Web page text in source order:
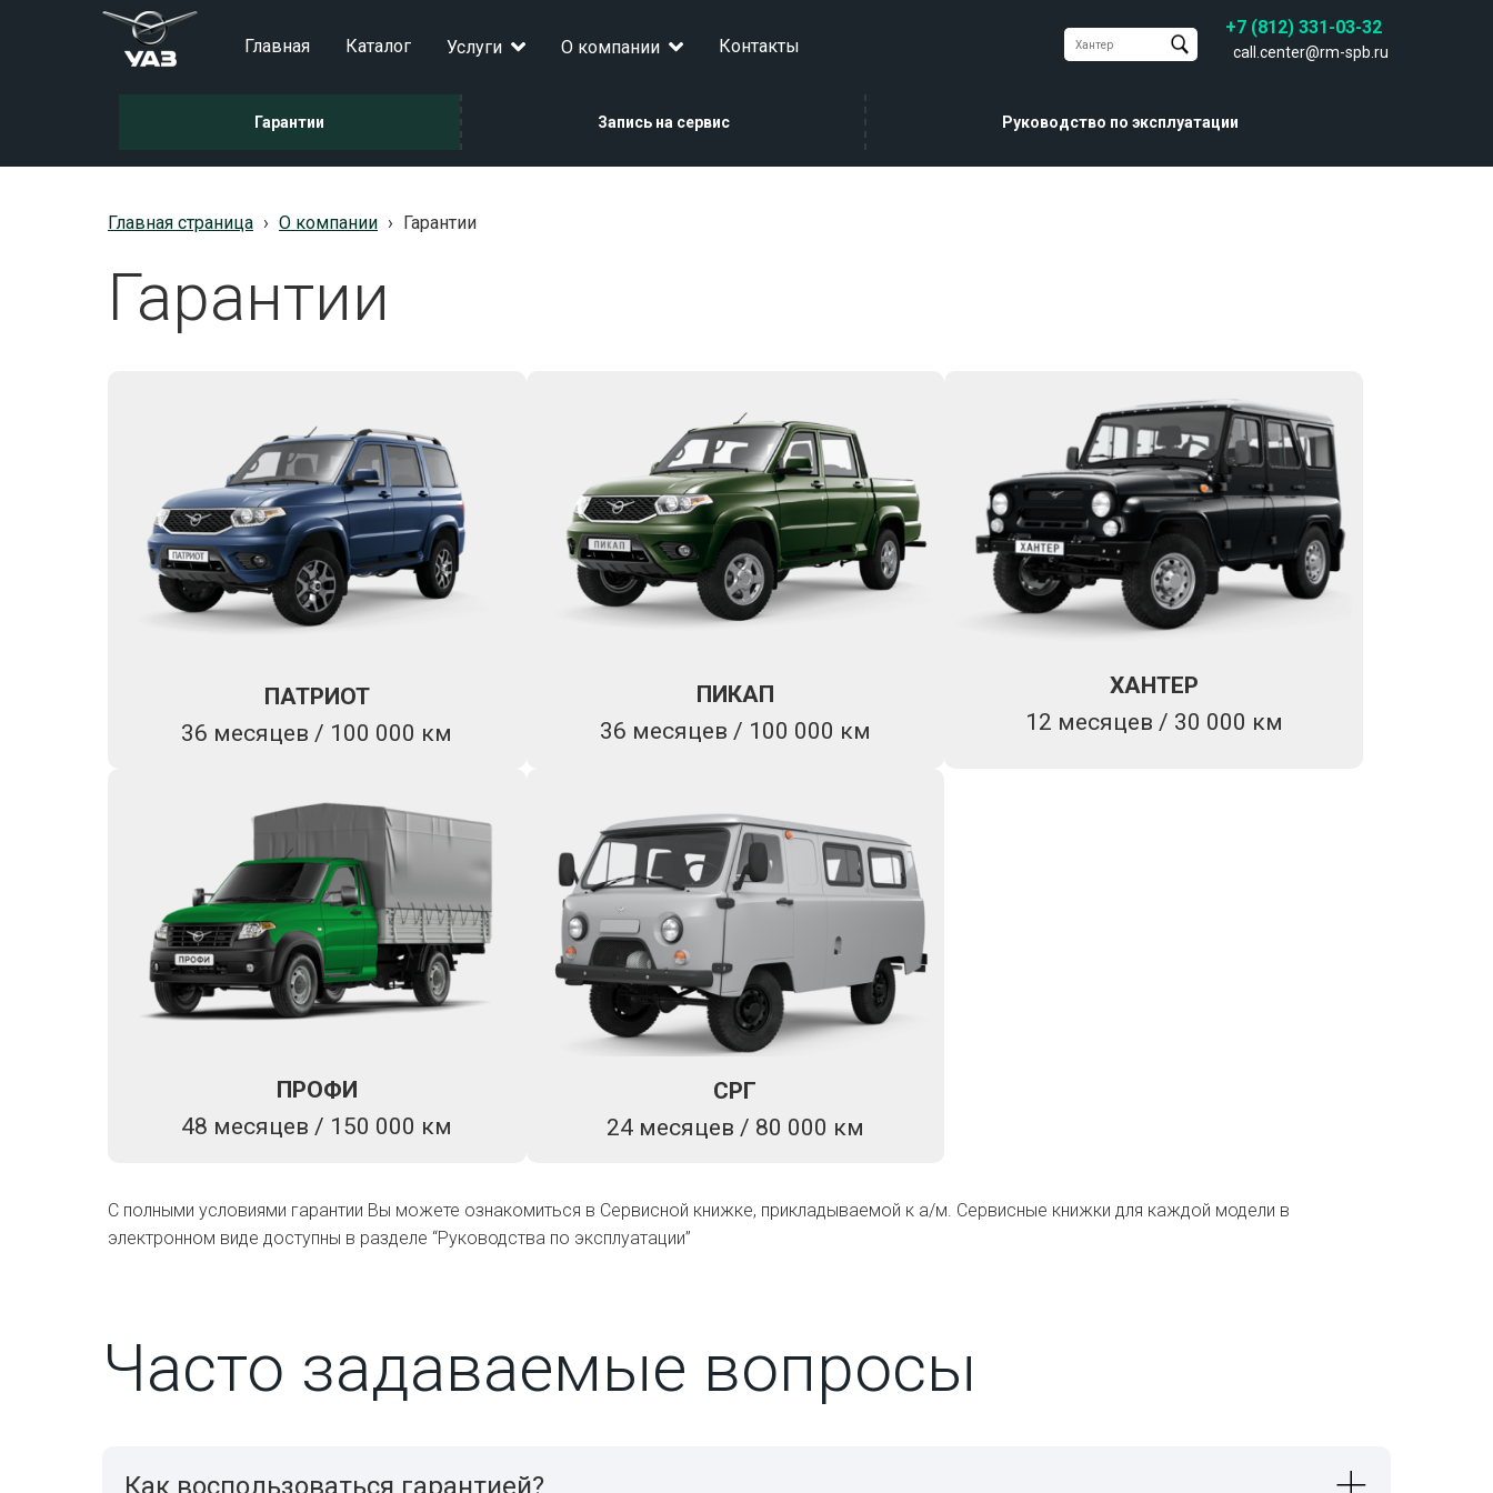
Главная Каталог Услуги О компании Контакты
+7 (812) 331-03-32
call.center@rm-spb.ru
Гарантии Запись на сервис Руководство по эксплуатации
Главная страница › О компании › Гарантии
Гарантии
ПАТРИОТ
36 месяцев / 100 000 км
ПИКАП
36 месяцев / 100 000 км
ХАНТЕР
12 месяцев / 30 000 км
ПРОФИ
48 месяцев / 150 000 км
СРГ
24 месяцев / 80 000 км
С полными условиями гарантии Вы можете ознакомиться в Сервисной книжке, прикладываемой к а/м. Сервисные книжки для каждой модели в
электронном виде доступны в разделе “Руководства по эксплуатации”
Часто задаваемые вопросы
Как воспользоваться гарантией?